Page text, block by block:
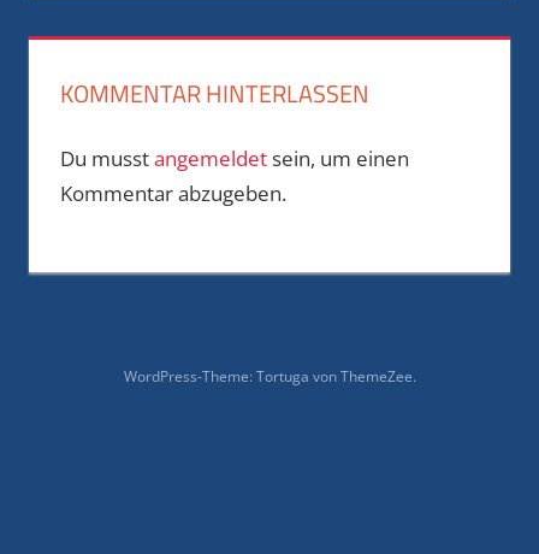
KOMMENTAR HINTERLASSEN
Du musstangemeldetsein, um einen
Kommentar abzugeben.
WordPress-Theme: Tortuga von ThemeZee.